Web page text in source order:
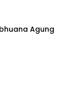
Agung